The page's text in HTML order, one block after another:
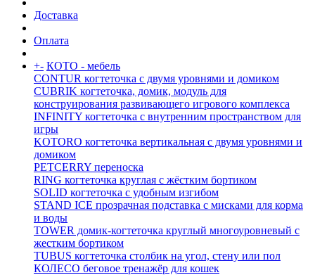
Доставка
Оплата
+- КОТО - мебель
CONTUR когтеточка с двумя уровнями и домиком
CUBRIK когтеточка, домик, модуль для
конструирования развивающего игрового комплекса
INFINITY когтеточка с внутренним пространством для
игры
KOTORO когтеточка вертикальная с двумя уровнями и
домиком
PETCERRY переноска
RING когтеточка круглая с жёстким бортиком
SOLID когтеточка с удобным изгибом
STAND ICE прозрачная подставка с мисками для корма
и воды
TOWER домик-когтеточка круглый многоуровневый с
жестким бортиком
TUBUS когтеточка столбик на угол, стену или пол
КОЛЕСО беговое тренажёр для кошек